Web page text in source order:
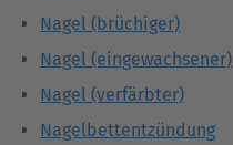
Nagel (brüchiger)
Nagel (eingewachsener)
Nagel (verfärbter)
Nagelbettentzündung